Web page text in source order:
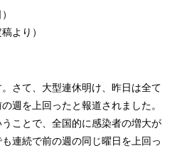
より）
さて、大型連休明け、昨日は全て
週を上回ったと報道されました。
ことで、全国的に感染者の増大が
連続で前の週の同じ曜日を上回っ